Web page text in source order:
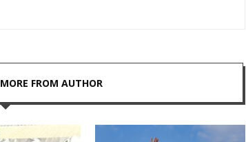
MORE FROM AUTHOR